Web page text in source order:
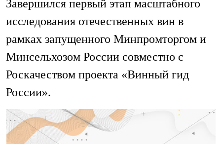
Завершился первый этап масштабного
исследования отечественных вин в
рамках запущенного Минпромторгом и
Минсельхозом России совместно с
Роскачеством проекта «Винный гид
России».